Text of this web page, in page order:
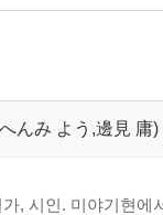
んみ よう,邊見 庸)
, 시인. 미야기현